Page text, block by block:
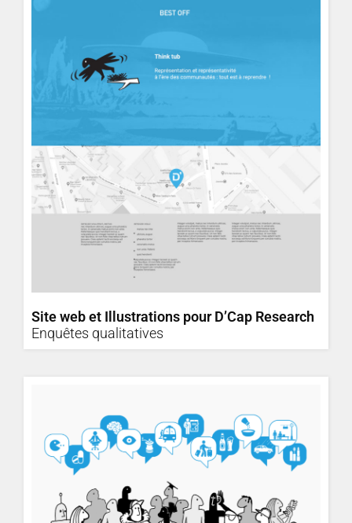
Site web et Illustrations pour D’Cap Research
Enquêtes qualitatives